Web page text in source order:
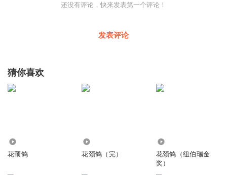
还没有评论，快来发表第一个评论！
发表评论
猜你喜欢
花颈鸽 花颈鸽（完）
花颈鸽（纽伯瑞金
奖）